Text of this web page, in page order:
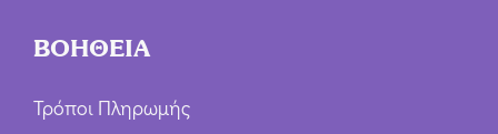
ΒΟΗΘΕΙΑ
Τρόποι Πληρωμής